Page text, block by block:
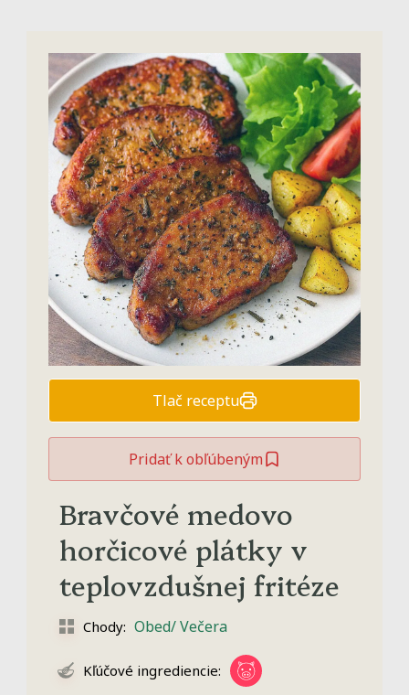
Tlač receptu
Pridať k obľúbeným
Bravčové medovo
horčicové plátky v
teplovzdušnej fritéze
Chody: Obed/ Večera
Kľúčové ingrediencie: